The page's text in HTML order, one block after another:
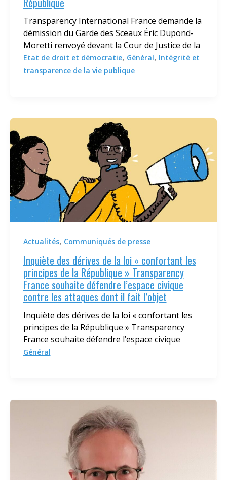
Transparency International France demande la
démission du Garde des Sceaux Éric Dupond-
Moretti renvoyé devant la Cour de Justice de la
Etat de droit et démocratie, Général, Intégrité et
transparence de la vie publique
Actualités, Communiqués de presse
Inquiète des dérives de la loi « confortant les
principes de la République » Transparency
France souhaite défendre l’espace civique
contre les attaques dont il fait l’objet
Inquiète des dérives de la loi « confortant les
principes de la République » Transparency
France souhaite défendre l’espace civique
Général